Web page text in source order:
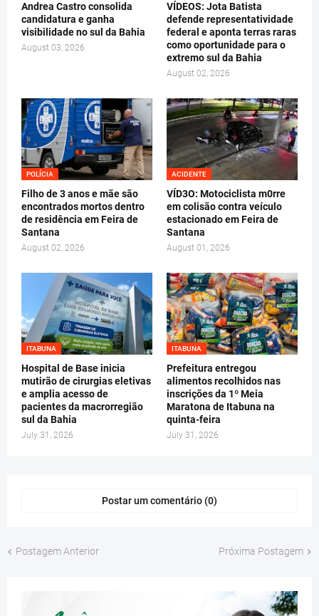
Andrea Castro consolida
candidatura e ganha
visibilidade no sul da Bahia
August 03, 2026
VÍDEOS: Jota Batista
defende representatividade
federal e aponta terras raras
como oportunidade para o
extremo sul da Bahia
August 02, 2026
POLÍCIA
Filho de 3 anos e mãe são
encontrados mortos dentro
de residência em Feira de
Santana
August 02, 2026
ACIDENTE
VÍD3O: Motociclista m0rre
em colisão contra veículo
estacionado em Feira de
Santana
August 01, 2026
ITABUNA
Hospital de Base inicia
mutirão de cirurgias eletivas
e amplia acesso de
pacientes da macrorregião
sul da Bahia
July 31, 2026
ITABUNA
Prefeitura entregou
alimentos recolhidos nas
inscrições da 1º Meia
Maratona de Itabuna na
quinta-feira
July 31, 2026
Postar um comentário (0)
Postagem Anterior Próxima Postagem